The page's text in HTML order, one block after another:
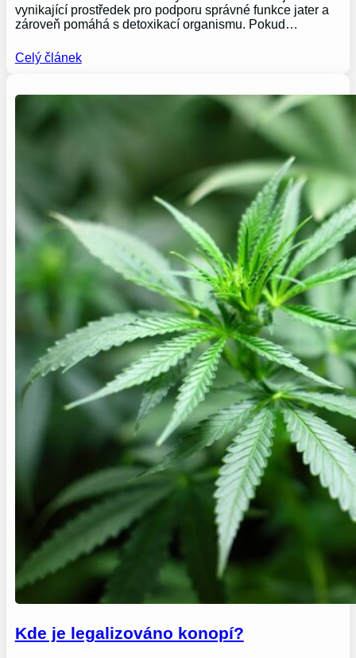
vynikající prostředek pro podporu správné funkce jater a
zároveň pomáhá s detoxikací organismu. Pokud…
Celý článek
Kde je legalizováno konopí?